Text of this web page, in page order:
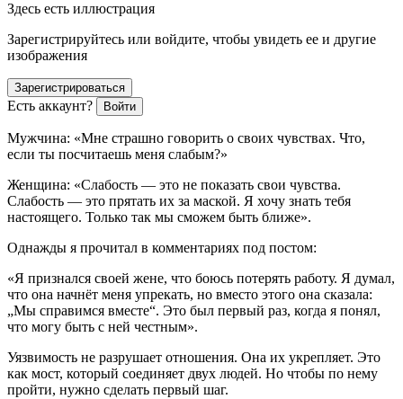
Здесь есть иллюстрация
Зарегистрируйтесь или войдите, чтобы увидеть ее и другие
изображения
Зарегистрироваться
Есть аккаунт? Войти
Мужчина: «Мне страшно говорить о своих чувствах. Что,
если ты посчитаешь меня слабым?»
Женщина: «Слабость — это не показать свои чувства.
Слабость — это прятать их за маской. Я хочу знать тебя
настоящего. Только так мы сможем быть ближе».
Однажды я прочитал в комментариях под постом:
«Я признался своей жене, что боюсь потерять работу. Я думал,
что она начнёт меня упрекать, но вместо этого она сказала:
„Мы справимся вместе“. Это был первый раз, когда я понял,
что могу быть с ней честным».
Уязвимость не разрушает отношения. Она их укрепляет. Это
как мост, который соединяет двух людей. Но чтобы по нему
пройти, нужно сделать первый шаг.